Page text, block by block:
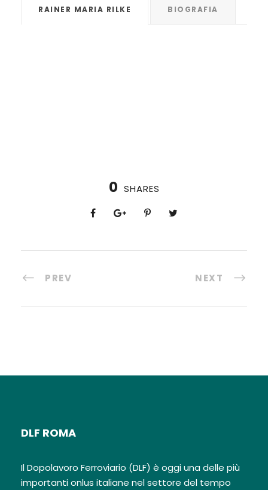
RAINER MARIA RILKE BIOGRAFIA
0 SHARES
PREV NEXT
DLF ROMA
Il Dopolavoro Ferroviario (DLF) è oggi una delle più
importanti onlus italiane nel settore del tempo